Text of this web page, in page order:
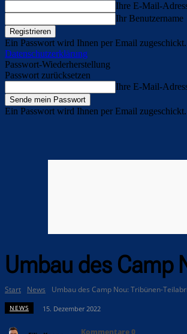
Ihre E-Mail-
Ihr Benutzername
Ein Passwort wird Ihnen per Email zugeschickt.
Datenschutzerklärung
Passwort-Wiederherstellung
Passwort zurücksetzen
Ihre E-Mail-
Ein Passwort wird Ihnen per Email zugeschickt.
Umbau des Camp
Start News Umbau des Camp Nou: Tribünen-
NEWS 15. Dezember 2022
Kommentare0